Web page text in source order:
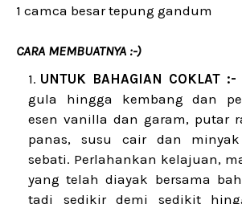
1 camca besar tepung gandum
CARA MEMBUATNYA :-)
UNTUK BAHAGIAN COKLAT :-
gula hingga kembang dan
esen vanilla dan garam, putar
panas, susu cair dan
sebati. Perlahankan kelajuan,
yang telah diayak bersama
tadi sedikir demi sedikit